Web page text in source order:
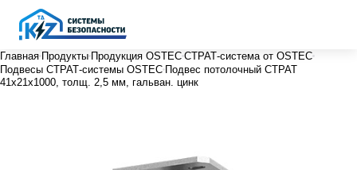
Главная Продукты Продукция OSTEC СТРАТ-система от OSTEC
Подвесы СТРАТ-системы OSTEC Подвес потолочный СТРАТ
41х21х1000, толщ. 2,5 мм, гальван. цинк